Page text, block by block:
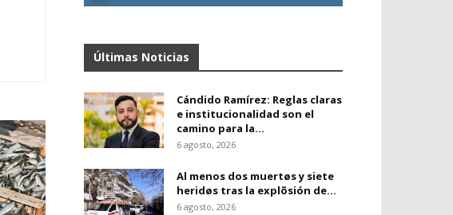
Últimas Noticias
Cándido Ramírez: Reglas claras
e institucionalidad son el
camino para la...
6 agosto, 2026
Al menos dos muertøs y siete
heridøs tras la explõsión de...
6 agosto, 2026